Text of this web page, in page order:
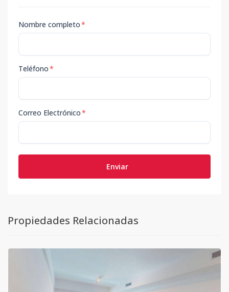
Nombre completo*
Teléfono*
Correo Electrónico*
Enviar
Propiedades Relacionadas